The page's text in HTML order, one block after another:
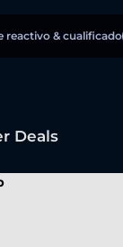
reactivo & cualificado
Deals